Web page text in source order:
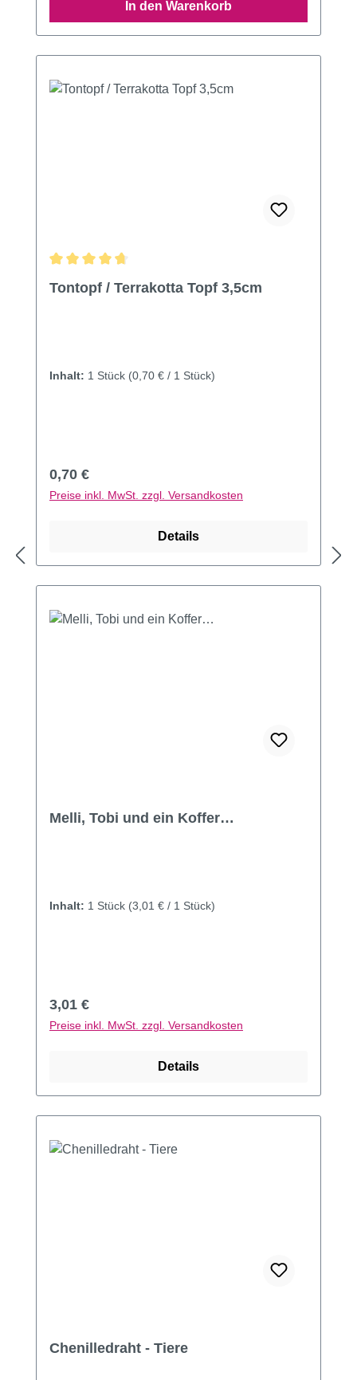
In den Warenkorb
Tontopf / Terrakotta Topf 3,5cm
Inhalt: 1 Stück (0,70 € / 1 Stück)
Regulärer Preis:
0,70 €
Preise inkl. MwSt. zzgl. Versandkosten
Details
Melli, Tobi und ein Koffer…
Inhalt: 1 Stück (3,01 € / 1 Stück)
Regulärer Preis:
3,01 €
Preise inkl. MwSt. zzgl. Versandkosten
Details
Chenilledraht - Tiere